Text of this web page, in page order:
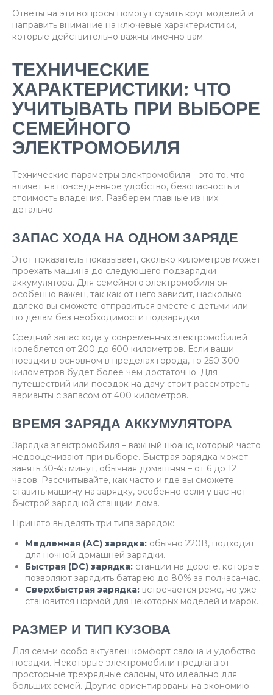
Ответы на эти вопросы помогут сузить круг моделей и
направить внимание на ключевые характеристики,
которые действительно важны именно вам.
ТЕХНИЧЕСКИЕ
ХАРАКТЕРИСТИКИ: ЧТО
УЧИТЫВАТЬ ПРИ ВЫБОРЕ
СЕМЕЙНОГО
ЭЛЕКТРОМОБИЛЯ
Технические параметры электромобиля – это то, что
влияет на повседневное удобство, безопасность и
стоимость владения. Разберем главные из них
детально.
ЗАПАС ХОДА НА ОДНОМ ЗАРЯДЕ
Этот показатель показывает, сколько километров может
проехать машина до следующего подзарядки
аккумулятора. Для семейного электромобиля он
особенно важен, так как от него зависит, насколько
далеко вы сможете отправиться вместе с детьми или
по делам без необходимости подзарядки.
Средний запас хода у современных электромобилей
колеблется от 200 до 600 километров. Если ваши
поездки в основном в пределах города, то 250-300
километров будет более чем достаточно. Для
путешествий или поездок на дачу стоит рассмотреть
варианты с запасом от 400 километров.
ВРЕМЯ ЗАРЯДА АККУМУЛЯТОРА
Зарядка электромобиля – важный нюанс, который часто
недооценивают при выборе. Быстрая зарядка может
занять 30-45 минут, обычная домашняя – от 6 до 12
часов. Рассчитывайте, как часто и где вы сможете
ставить машину на зарядку, особенно если у вас нет
быстрой зарядной станции дома.
Принято выделять три типа зарядок:
Медленная (AC) зарядка: обычно 220В, подходит
для ночной домашней зарядки.
Быстрая (DC) зарядка: станции на дороге, которые
позволяют зарядить батарею до 80% за полчаса-час.
Сверхбыстрая зарядка: встречается реже, но уже
становится нормой для некоторых моделей и марок.
РАЗМЕР И ТИП КУЗОВА
Для семьи особо актуален комфорт салона и удобство
посадки. Некоторые электромобили предлагают
просторные трехрядные салоны, что идеально для
больших семей. Другие ориентированы на экономию